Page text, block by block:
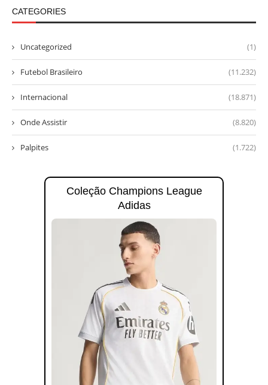
CATEGORIES
Uncategorized (1)
Futebol Brasileiro (11.232)
Internacional (18.871)
Onde Assistir (8.820)
Palpites (1.722)
Coleção Champions League
Adidas